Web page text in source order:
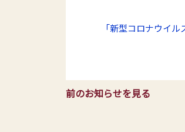
「新型コロナウイ
前のお知らせを見る